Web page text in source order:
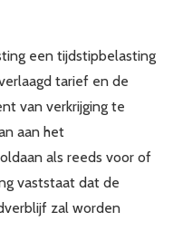
een tijdstipbelasting
tarief en de
van verkrijging te
aan het
als reeds voor of
vaststaat dat de
zal worden